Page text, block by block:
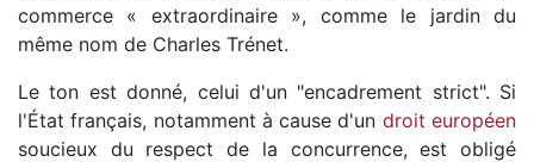
commerce « extraordinaire », comme le jardin du
même nom de Charles Trénet.
Le ton est donné, celui d'un "encadrement strict". Si
l'État français, notamment à cause d'un droit européen
soucieux du respect de la concurrence, est obligé